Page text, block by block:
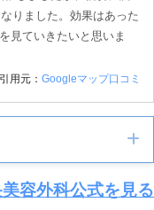
りました。効果はあった
見ていきたいと思いま
用元： Googleマップ口コミ
容外科公式を見る